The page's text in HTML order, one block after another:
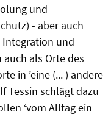
und
- aber auch
Integration und
als Orte des
in ’eine (... ) andere
Tessin schlägt dazu
‘vom Alltag ein